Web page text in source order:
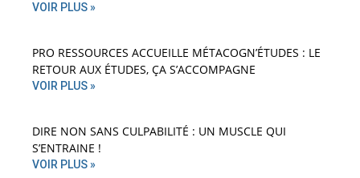
VOIR PLUS »
PRO RESSOURCES ACCUEILLE MÉTACOGN’ÉTUDES : LE
RETOUR AUX ÉTUDES, ÇA S’ACCOMPAGNE
VOIR PLUS »
DIRE NON SANS CULPABILITÉ : UN MUSCLE QUI
S’ENTRAINE !
VOIR PLUS »